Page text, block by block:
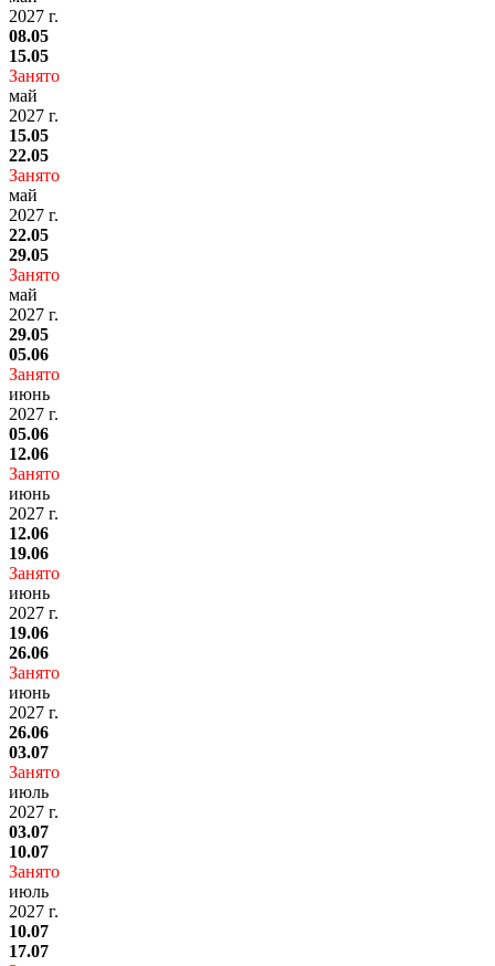
2027 г.
08.05
15.05
Занято
май
2027 г.
15.05
22.05
Занято
май
2027 г.
22.05
29.05
Занято
май
2027 г.
29.05
05.06
Занято
июнь
2027 г.
05.06
12.06
Занято
июнь
2027 г.
12.06
19.06
Занято
июнь
2027 г.
19.06
26.06
Занято
июнь
2027 г.
26.06
03.07
Занято
июль
2027 г.
03.07
10.07
Занято
июль
2027 г.
10.07
17.07